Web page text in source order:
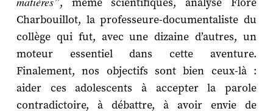
, même scientifiques, analyse Flore
Charbouillot, la professeure-documentaliste du
collège qui fut, avec une dizaine d’autres, un
moteur essentiel dans cette aventure.
Finalement, nos objectifs sont bien ceux-là :
aider ces adolescents à accepter la parole
contradictoire, à débattre, à avoir envie de